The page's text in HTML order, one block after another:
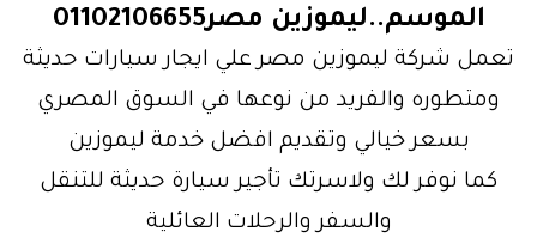
الموسم..ليموزين مصر01102106655
تعمل شركة ليموزين مصر علي ايجار سيارات حديثة
ومتطوره والفريد من نوعها في السوق المصري
بسعر خيالي وتقديم افضل خدمة ليموزين
كما نوفر لك ولاسرتك تأجير سيارة حديثة للتنقل
والسفر والرحلات العائلية